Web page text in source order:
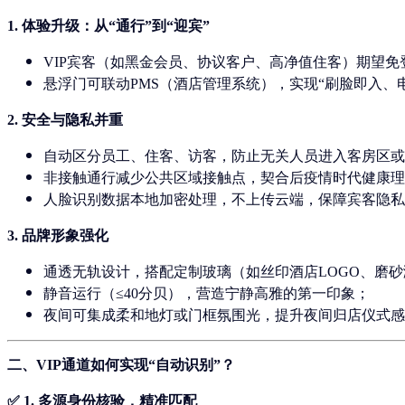
1. 体验升级：从“通行”到“迎宾”
VIP宾客（如黑金会员、协议客户、高净值住客）期望免
悬浮门可联动PMS（酒店管理系统），实现“刷脸即入、
2. 安全与隐私并重
自动区分员工、住客、访客，防止无关人员进入客房区
非接触通行减少公共区域接触点，契合后疫情时代健康
人脸识别数据本地加密处理，不上传云端，保障宾客隐
3. 品牌形象强化
通透无轨设计，搭配定制玻璃（如丝印酒店LOGO、磨
静音运行（≤40分贝），营造宁静高雅的第一印象；
夜间可集成柔和地灯或门框氛围光，提升夜间归店仪式
二、VIP通道如何实现“自动识别”？
✅ 1. 多源身份核验，精准匹配